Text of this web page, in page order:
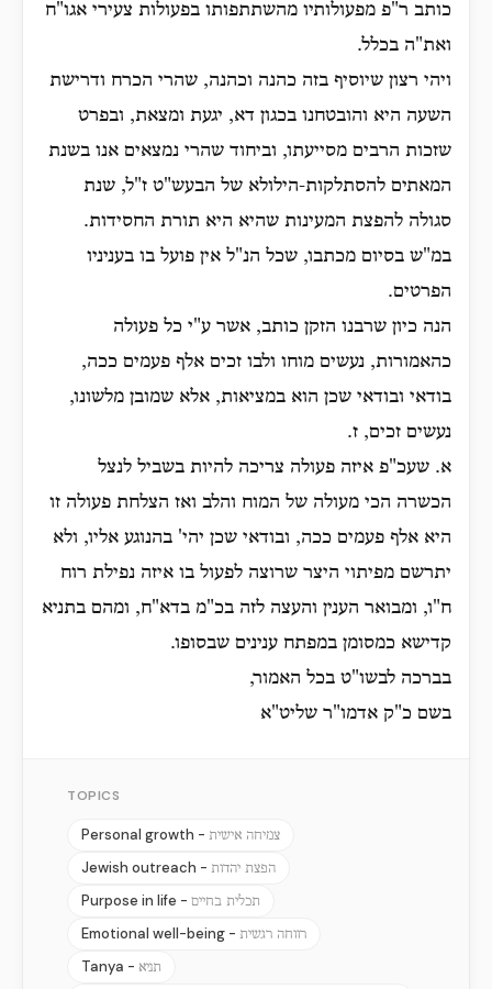
כותב ר"פ מפעולותיו מהשתתפותו בפעולות צעירי אגו"ח
ואת"ה בכלל.
ויהי רצון שיוסיף בזה כהנה וכהנה, שהרי הכרח ודרישת
השעה היא והובטחנו בכגון דא, יגעת ומצאת, ובפרט
שזכות הרבים מסייעתו, וביחוד שהרי נמצאים אנו בשנת
המאתים להסתלקות-הילולא של הבעש"ט ז"ל, שנת
סגולה להפצת המעינות שהיא היא תורת החסידות.
במ"ש בסיום מכתבו, שכל הנ"ל אין פועל בו בעניניו
הפרטים.
הנה כיון שרבנו הזקן כותב, אשר ע"י כל פעולה
כהאמורות, נעשים מוחו ולבו זכים אלף פעמים ככה,
בודאי ובודאי שכן הוא במציאות, אלא שמובן מלשונו,
נעשים זכים, ז.
א. שעכ"פ איזה פעולה צריכה להיות בשביל לנצל
הכשרה הכי מעולה של המוח והלב ואז הצלחת פעולה זו
היא אלף פעמים ככה, ובודאי שכן יהי' בהנוגע אליו, ולא
יתרשם מפיתוי היצר שרוצה לפעול בו איזה נפילת רוח
ח"ו, ומבואר הענין והעצה לזה בכ"מ בדא"ח, ומהם בתניא
קדישא כמסומן במפתח ענינים שבסופו.
בברכה לבשו"ט בכל האמור,
בשם כ"ק אדמו"ר שליט"א
TOPICS
Personal growth - צמיחה אישית
Jewish outreach - הפצת יהדות
Purpose in life - תכלית בחיים
Emotional well-being - רווחה רגשית
Tanya - תניא